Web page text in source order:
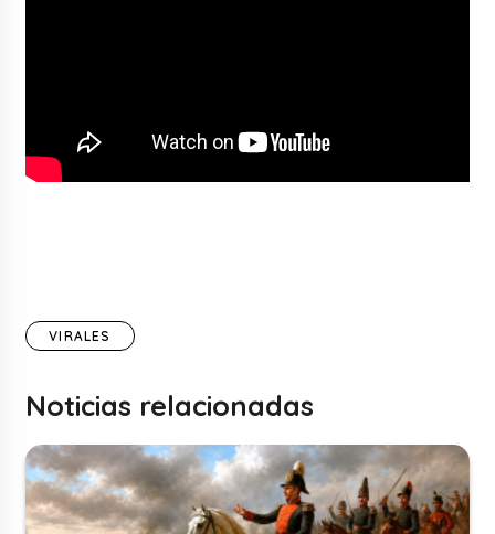
VIRALES
Noticias relacionadas